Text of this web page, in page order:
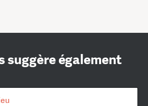
suggère également